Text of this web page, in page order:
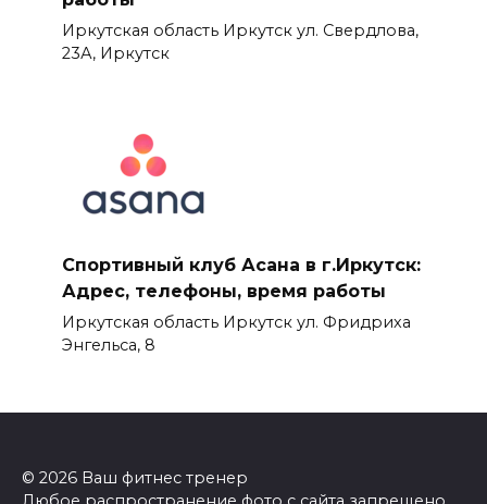
Иркутская область Иркутск ул. Свердлова,
23А, Иркутск
Спортивный клуб Асана в г.Иркутск:
Адрес, телефоны, время работы
Иркутская область Иркутск ул. Фридриха
Энгельса, 8
© 2026 Ваш фитнес тренер